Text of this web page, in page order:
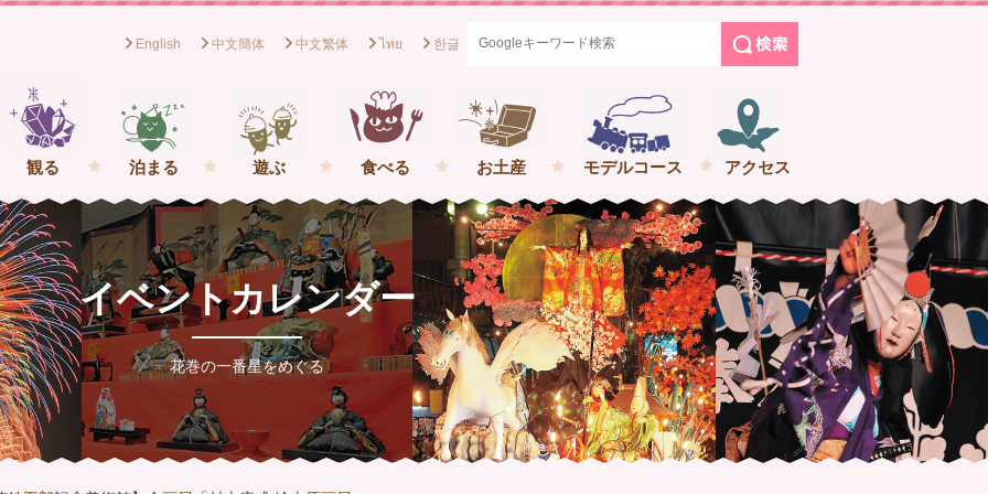
社団法人花巻観光協会[岩手県花巻市] イーハトーブの一番星をめぐる花巻の旅
English 中文簡体 中文繁体 ไทย 한글
観る 泊まる 遊ぶ 食べる お土産 モデルコース アクセス
イベントカレンダー
花巻の一番星をめぐる